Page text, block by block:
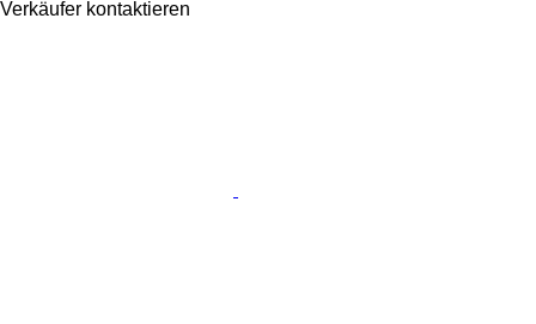
Verkäufer kontaktieren